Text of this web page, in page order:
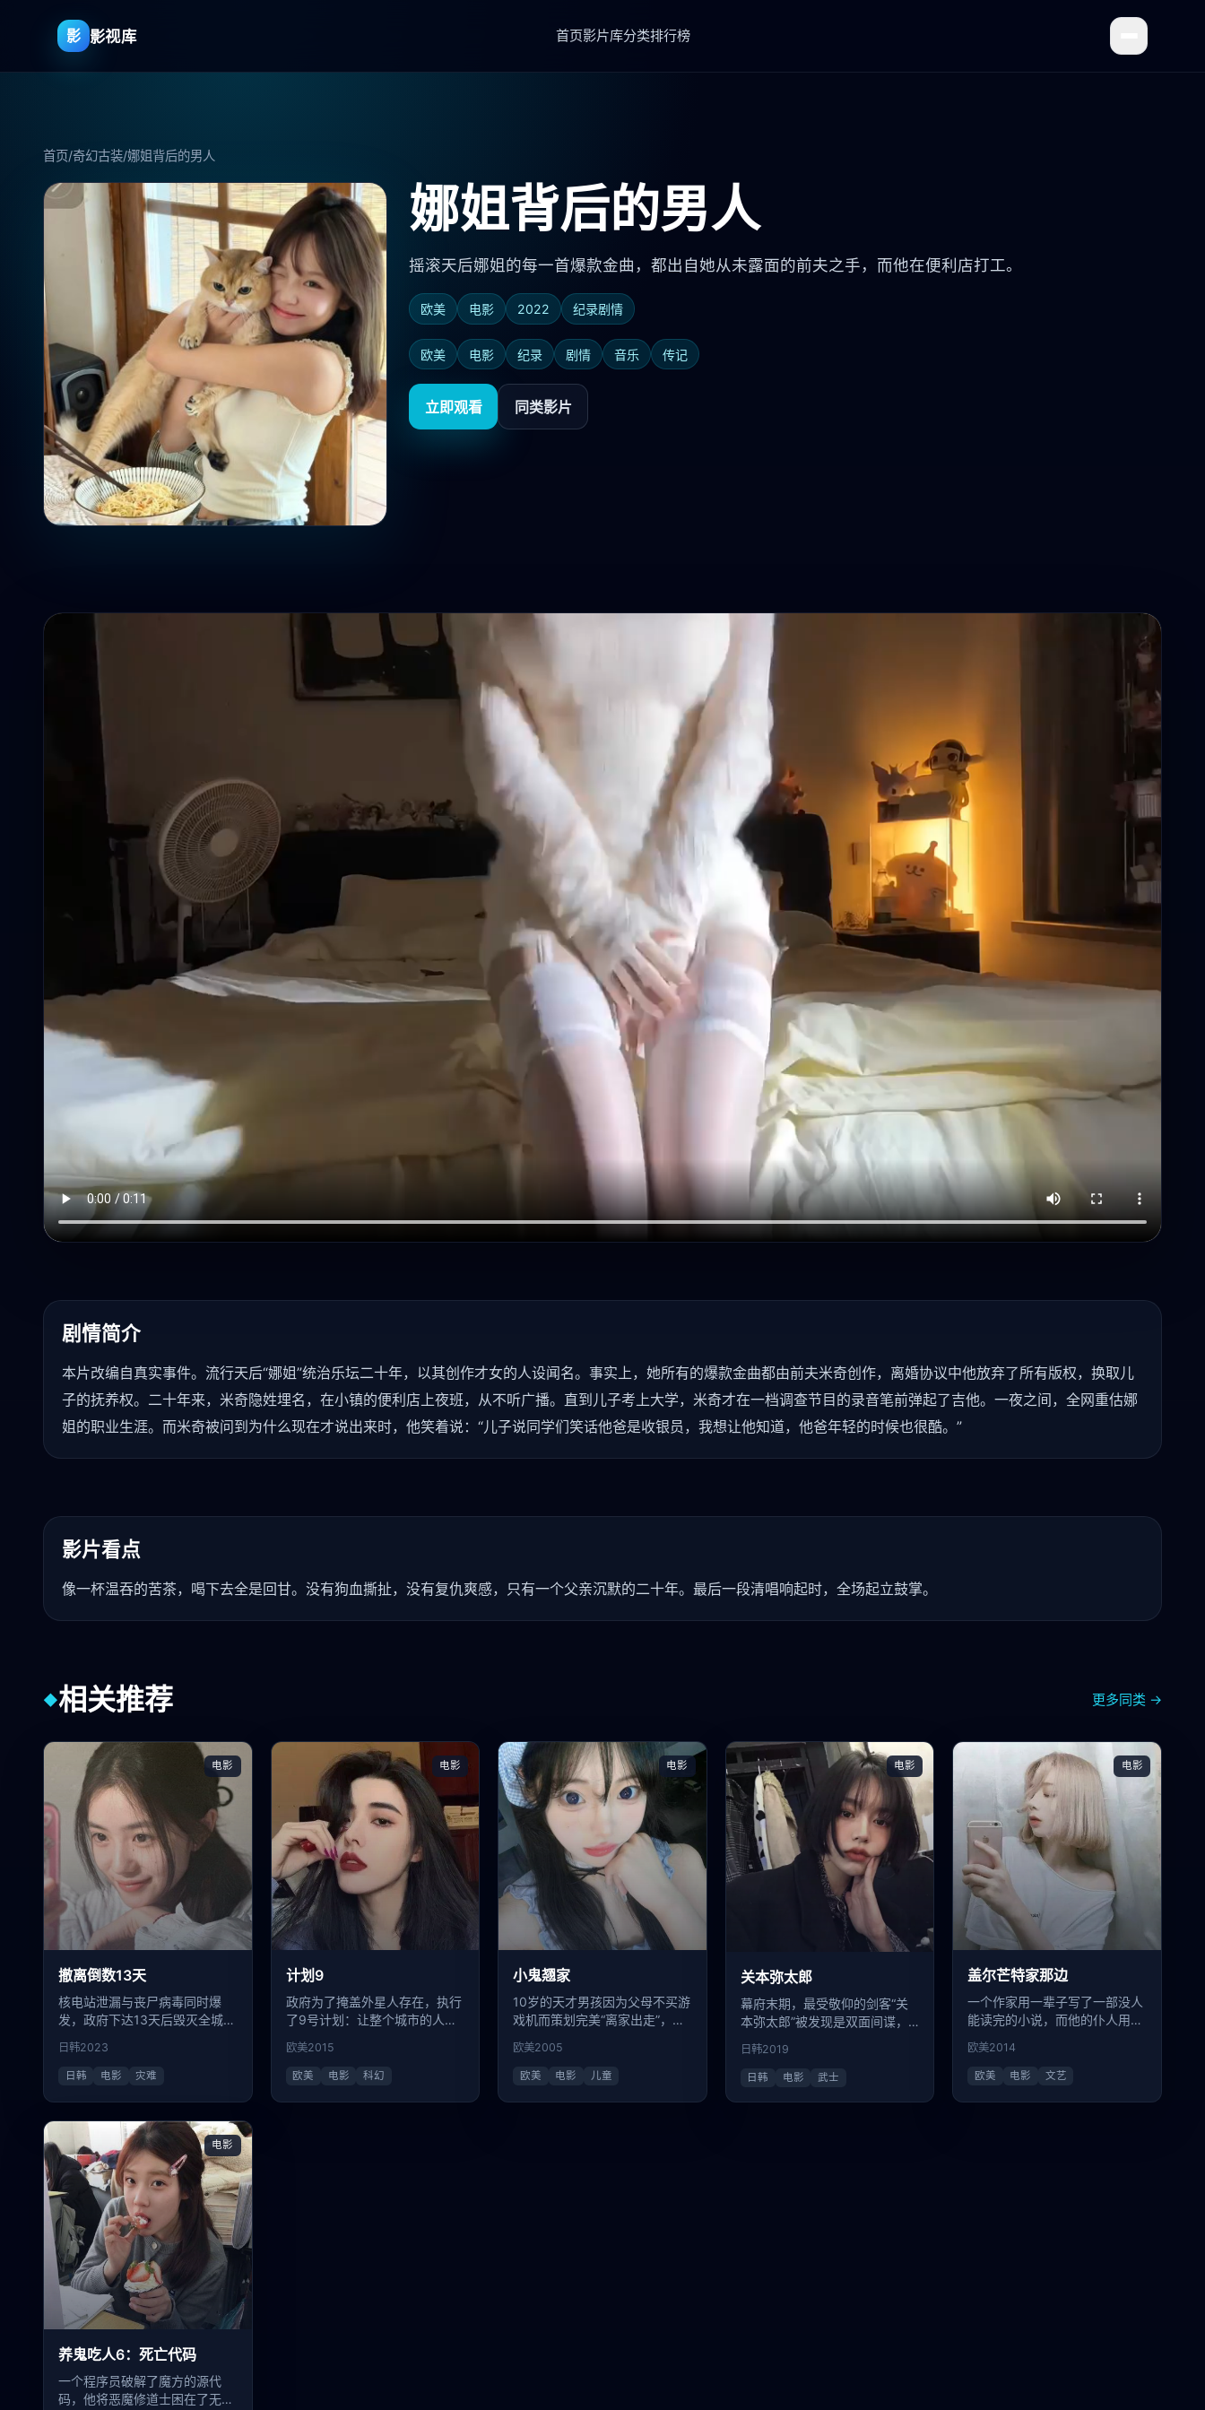
影 影视库 首页影片库分类排行榜
首页/奇幻古装/娜姐背后的男人
娜姐背后的男人
摇滚天后娜姐的每一首爆款金曲，都出自她从未露面的前夫之手，而他在便利店打工。
欧美 电影 2022 纪录剧情
欧美 电影 纪录 剧情 音乐 传记
立即观看 同类影片
剧情简介
本片改编自真实事件。流行天后“娜姐”统治乐坛二十年，以其创作才女的人设闻名。事实上，她所有的爆款金曲都由前夫米奇创作，离婚协议中他放弃了所有版权，换取儿
子的抚养权。二十年来，米奇隐姓埋名，在小镇的便利店上夜班，从不听广播。直到儿子考上大学，米奇才在一档调查节目的录音笔前弹起了吉他。一夜之间，全网重估娜
姐的职业生涯。而米奇被问到为什么现在才说出来时，他笑着说：“儿子说同学们笑话他爸是收银员，我想让他知道，他爸年轻的时候也很酷。”
影片看点
像一杯温吞的苦茶，喝下去全是回甘。没有狗血撕扯，没有复仇爽感，只有一个父亲沉默的二十年。最后一段清唱响起时，全场起立鼓掌。
◆相关推荐 更多同类 →
电影
撤离倒数13天
核电站泄漏与丧尸病毒同时爆
发，政府下达13天后毁灭全城的
逃出生天。
日韩2023
日韩 电影 灾难
电影
计划9
政府为了掩盖外星人存在，执行
了9号计划：让整个城市的人相
欧美2015
欧美 电影 科幻
电影
小鬼翘家
10岁的天才男孩因为父母不买游
戏机而策划完美“离家出走”，却
他哭泣。
欧美2005
欧美 电影 儿童
电影
关本弥太郎
幕府末期，最受敬仰的剑客“关
本弥太郎”被发现是双面间谍，
遮羞布。
日韩2019
日韩 电影 武士
电影
盖尔芒特家那边
一个作家用一辈子写了一部没人
能读完的小说，而他的仆人用一
欧美2014
欧美 电影 文艺
电影
养鬼吃人6：死亡代码
一个程序员破解了魔方的源代
码，他将恶魔修道士困在了无休